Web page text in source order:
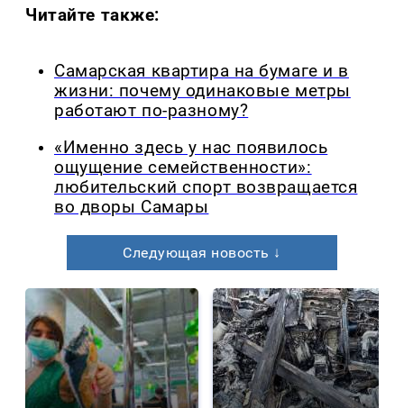
Читайте также:
Самарская квартира на бумаге и в
жизни: почему одинаковые метры
работают по-разному?
«Именно здесь у нас появилось
ощущение семейственности»:
любительский спорт возвращается
во дворы Самары
Следующая новость ↓